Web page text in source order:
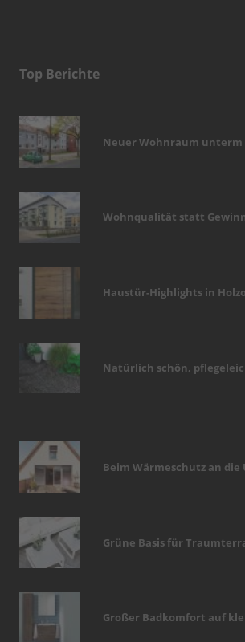
Top Berichte
Neuer Wohnraum unterm
Wohnqualität statt
Haustür-Highlights in
Natürlich schön,
Beim Wärmeschutz an
Grüne Basis für
Großer Badkomfort auf